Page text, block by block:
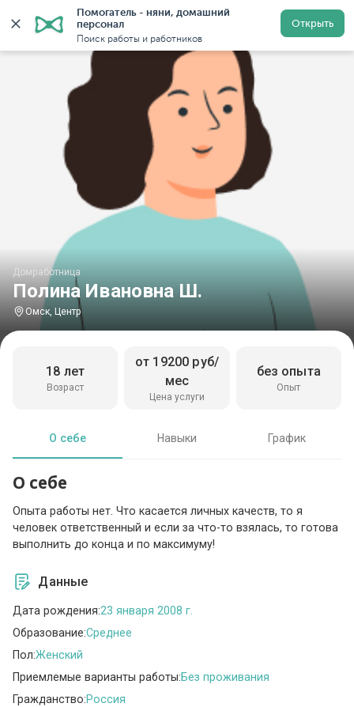
Помогатель - няни, домашний
персонал
Поиск работы и работников
Открыть
Главная Домработницы Домработницы в Омске
Полина Ивановна Ш.
Домработница
Омск, Центр
Возраст
18 лет
Цена услуги
от 19200 руб/
мес
Опыт
без опыта
О себе Навыки График
О себе
Опыта работы нет. Что касается личных качеств, то я
человек ответственный и если за что-то взялась, то готова
выполнить до конца и по максимуму!
Данные
Дата рождения:23 января 2008 г.
Образование:Среднее
Пол:Женский
Приемлемые варианты работы:Без проживания
Гражданство:Россия